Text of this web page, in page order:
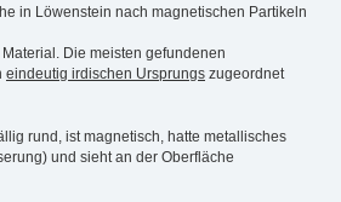
in Löwenstein nach magnetischen Partikeln
Die meisten gefundenen
eindeutig irdischen Ursprungs zugeordnet
rund, ist magnetisch, hatte metallisches
und sieht an der Oberfläche